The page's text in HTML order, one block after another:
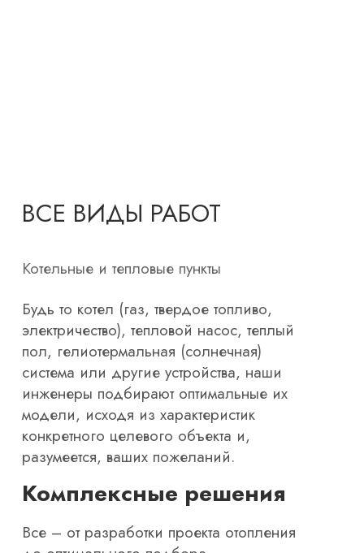
ВСЕ ВИДЫ РАБОТ
Котельные и тепловые пункты
Будь то котел (газ, твердое топливо,
электричество), тепловой насос, теплый
пол, гелиотермальная (солнечная)
система или другие устройства, наши
инженеры подбирают оптимальные их
модели, исходя из характеристик
конкретного целевого объекта и,
разумеется, ваших пожеланий.
Комплексные решения
Все – от разработки проекта отопления